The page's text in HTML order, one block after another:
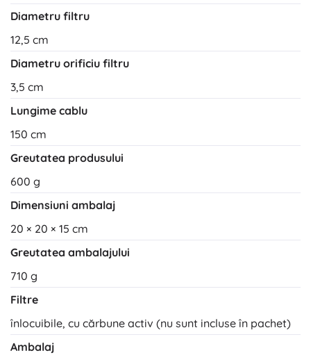
Diametru filtru
12,5 cm
Diametru orificiu filtru
3,5 cm
Lungime cablu
150 cm
Greutatea produsului
600 g
Dimensiuni ambalaj
20 × 20 × 15 cm
Greutatea ambalajului
710 g
Filtre
înlocuibile, cu cărbune activ (nu sunt incluse în pachet)
Ambalaj